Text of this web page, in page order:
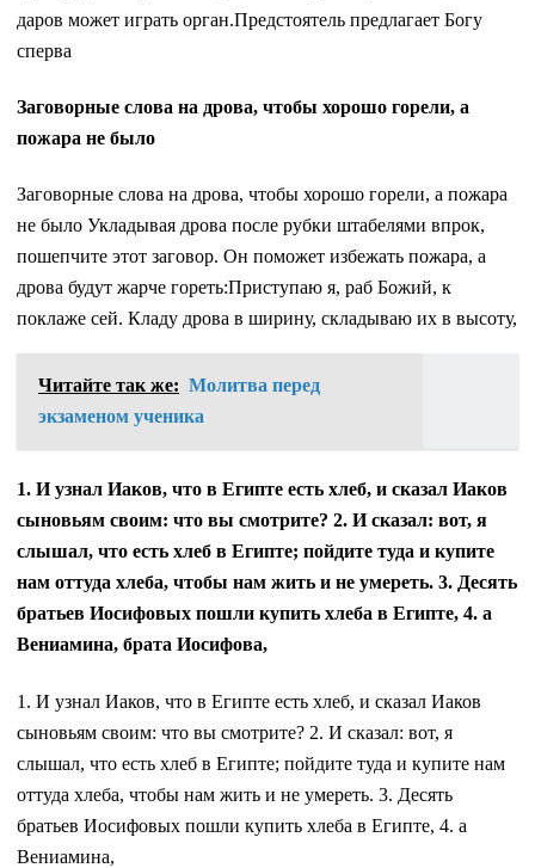
даров может играть орган.Предстоятель предлагает Богу
сперва
Заговорные слова на дрова, чтобы хорошо горели, а
пожара не было
Заговорные слова на дрова, чтобы хорошо горели, а пожара
не было Укладывая дрова после рубки штабелями впрок,
пошепчите этот заговор. Он поможет избежать пожара, а
дрова будут жарче гореть:Приступаю я, раб Божий, к
поклаже сей. Кладу дрова в ширину, складываю их в высоту,
Читайте так же: Молитва перед
экзаменом ученика
1. И узнал Иаков, что в Египте есть хлеб, и сказал Иаков
сыновьям своим: что вы смотрите? 2. И сказал: вот, я
слышал, что есть хлеб в Египте; пойдите туда и купите
нам оттуда хлеба, чтобы нам жить и не умереть. 3. Десять
братьев Иосифовых пошли купить хлеба в Египте, 4. а
Вениамина, брата Иосифова,
1. И узнал Иаков, что в Египте есть хлеб, и сказал Иаков
сыновьям своим: что вы смотрите? 2. И сказал: вот, я
слышал, что есть хлеб в Египте; пойдите туда и купите нам
оттуда хлеба, чтобы нам жить и не умереть. 3. Десять
братьев Иосифовых пошли купить хлеба в Египте, 4. а
Вениамина,